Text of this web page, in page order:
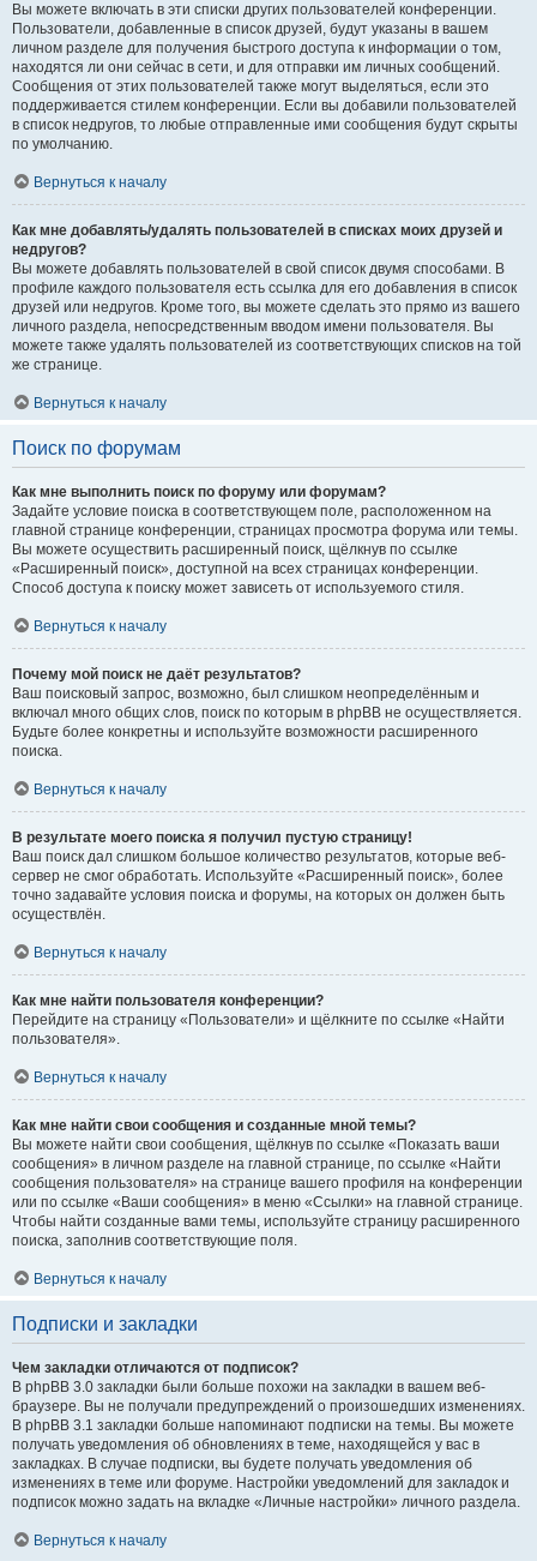
Вы можете включать в эти списки других пользователей конференции.
Пользователи, добавленные в список друзей, будут указаны в вашем
личном разделе для получения быстрого доступа к информации о том,
находятся ли они сейчас в сети, и для отправки им личных сообщений.
Сообщения от этих пользователей также могут выделяться, если это
поддерживается стилем конференции. Если вы добавили пользователей
в список недругов, то любые отправленные ими сообщения будут скрыты
по умолчанию.
Вернуться к началу
Как мне добавлять/удалять пользователей в списках моих друзей и
недругов?
Вы можете добавлять пользователей в свой список двумя способами. В
профиле каждого пользователя есть ссылка для его добавления в список
друзей или недругов. Кроме того, вы можете сделать это прямо из вашего
личного раздела, непосредственным вводом имени пользователя. Вы
можете также удалять пользователей из соответствующих списков на той
же странице.
Вернуться к началу
Поиск по форумам
Как мне выполнить поиск по форуму или форумам?
Задайте условие поиска в соответствующем поле, расположенном на
главной странице конференции, страницах просмотра форума или темы.
Вы можете осуществить расширенный поиск, щёлкнув по ссылке
«Расширенный поиск», доступной на всех страницах конференции.
Способ доступа к поиску может зависеть от используемого стиля.
Вернуться к началу
Почему мой поиск не даёт результатов?
Ваш поисковый запрос, возможно, был слишком неопределённым и
включал много общих слов, поиск по которым в phpBB не осуществляется.
Будьте более конкретны и используйте возможности расширенного
поиска.
Вернуться к началу
В результате моего поиска я получил пустую страницу!
Ваш поиск дал слишком большое количество результатов, которые веб-
сервер не смог обработать. Используйте «Расширенный поиск», более
точно задавайте условия поиска и форумы, на которых он должен быть
осуществлён.
Вернуться к началу
Как мне найти пользователя конференции?
Перейдите на страницу «Пользователи» и щёлкните по ссылке «Найти
пользователя».
Вернуться к началу
Как мне найти свои сообщения и созданные мной темы?
Вы можете найти свои сообщения, щёлкнув по ссылке «Показать ваши
сообщения» в личном разделе на главной странице, по ссылке «Найти
сообщения пользователя» на странице вашего профиля на конференции
или по ссылке «Ваши сообщения» в меню «Ссылки» на главной странице.
Чтобы найти созданные вами темы, используйте страницу расширенного
поиска, заполнив соответствующие поля.
Вернуться к началу
Подписки и закладки
Чем закладки отличаются от подписок?
В phpBB 3.0 закладки были больше похожи на закладки в вашем веб-
браузере. Вы не получали предупреждений о произошедших изменениях.
В phpBB 3.1 закладки больше напоминают подписки на темы. Вы можете
получать уведомления об обновлениях в теме, находящейся у вас в
закладках. В случае подписки, вы будете получать уведомления об
изменениях в теме или форуме. Настройки уведомлений для закладок и
подписок можно задать на вкладке «Личные настройки» личного раздела.
Вернуться к началу